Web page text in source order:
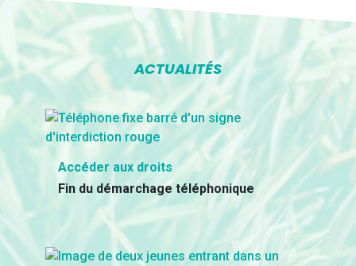
ACTUALITÉS
Accéder aux droits
Fin du démarchage téléphonique